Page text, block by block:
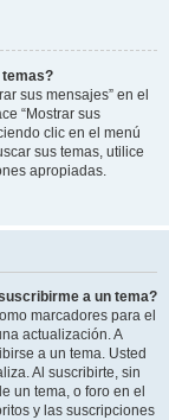
sus mensajes” en el
“Mostrar sus
clic en el menú
sus temas, utilice
apropiadas.
a un tema?
marcadores para el
actualización. A
a un tema. Usted
Al suscribirte, sin
un tema, o foro en el
y las suscripciones